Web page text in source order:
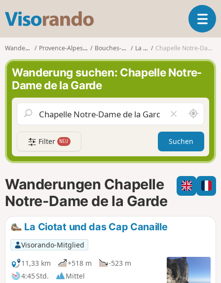
s
o
r
a
n
d
o
T
o
g
a
v
g
a
t
i
n
Wanderungen Provence-Alpes-Côte d'Azur Bouches-du-Rhône La Ciotat Chapelle Notre-Dame de la Garde
Wanderung suchen: Chapelle Notre-
Dame de la Garde
e
l
d
l
e
e
e
S
c
h
u
m
i
h
m
Filter NEU Suchen
Wanderungen Chapelle
Notre-Dame de la Garde
La Ciotat und das Cap Canaille
Visorando-Mitglied
11,33 km
+518 m
-523 m
4:45 Std.
Mittel